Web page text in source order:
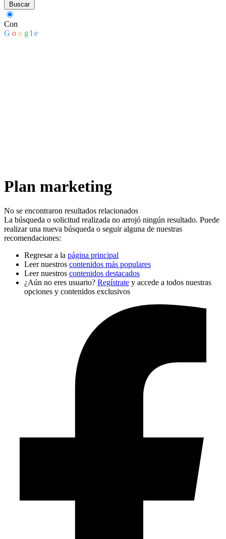
Buscar
Con
G o o g l e
Plan marketing
No se encontraron resultados relacionados
La búsqueda o solicitud realizada no arrojó ningún resultado. Puede
realizar una nueva búsqueda o seguir alguna de nuestras
recomendaciones:
Regresar a la página principal
Leer nuestros contenidos más populares
Leer nuestros contenidos destacados
¿Aún no eres usuario? Regístrate y accede a todos nuestras
opciones y contenidos exclusivos